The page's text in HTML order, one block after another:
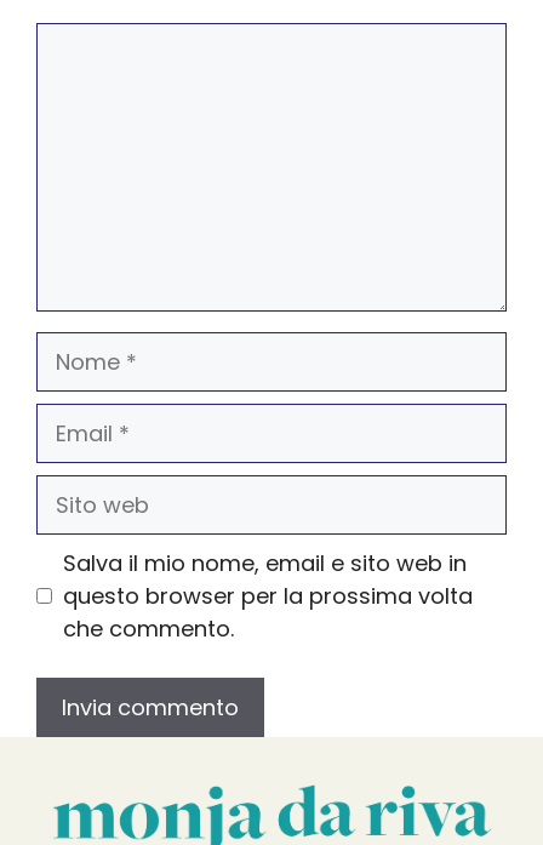
Nome
Email
Sito
web
Salva il mio nome, email e sito web in
questo browser per la prossima volta
che commento.